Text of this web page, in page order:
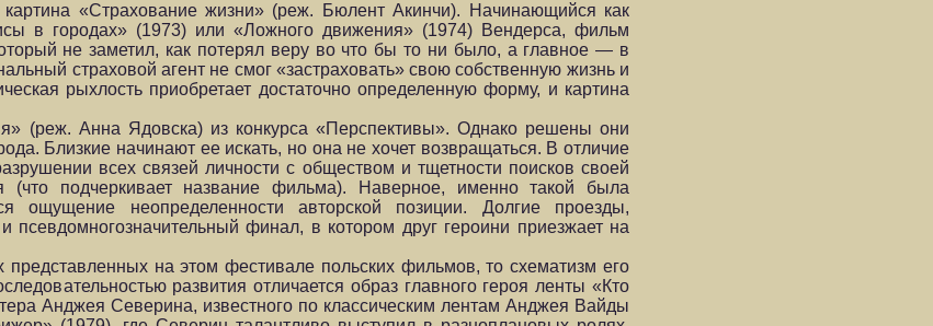
«Страхование жизни» (реж. Бюлент Акинчи). Начинающийся как
в городах» (1973) или «Ложного движения» (1974) Вендерса, фильм
не заметил, как потерял веру во что бы то ни было, а главное — в
страховой агент не смог «застраховать» свою собственную жизнь и
рыхлость приобретает достаточно определенную форму, и картина
(реж. Анна Ядовска) из конкурса «Перспективы». Однако решены они
Близкие начинают ее искать, но она не хочет возвращаться. В отличие
всех связей личности с обществом и тщетности поисков своей
подчеркивает название фильма). Наверное, именно такой была
неопределенности авторской позиции. Долгие проезды,
финал, в котором друг героини приезжает на
представленных на этом фестивале польских фильмов, то схематизм его
развития отличается образ главного героя ленты «Кто
Анджея Северина, известного по классическим лентам Анджея Вайды